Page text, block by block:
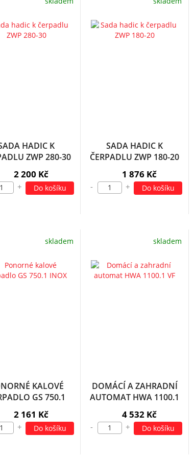
HADIC K
ZWP 280-30
2 200 Kč
+ Do košíku
SADA HADIC K
ČERPADLU ZWP 180-20
1 876 Kč
- + Do košíku
skladem
KALOVÉ
GS 750.1
2 161 Kč
+ Do košíku
skladem
DOMÁCÍ A ZAHRADNÍ
AUTOMAT HWA 1100.1
4 532 Kč
- + Do košíku